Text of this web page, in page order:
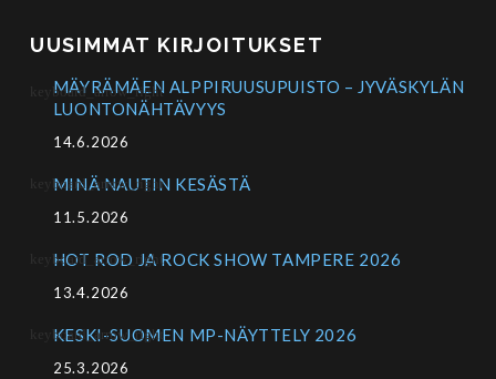
UUSIMMAT KIRJOITUKSET
MÄYRÄMÄEN ALPPIRUUSUPUISTO – JYVÄSKYLÄN
LUONTONÄHTÄVYYS
14.6.2026
MINÄ NAUTIN KESÄSTÄ
11.5.2026
HOT ROD JA ROCK SHOW TAMPERE 2026
13.4.2026
KESKI-SUOMEN MP-NÄYTTELY 2026
25.3.2026